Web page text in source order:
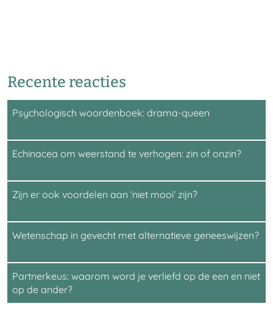
Recente reacties
Psychologisch woordenboek: drama-queen
Echinacea om weerstand te verhogen: zin of onzin?
Zijn er ook voordelen aan ‘niet mooi’ zijn?
Wetenschap in gevecht met alternatieve geneeswijzen?
Partnerkeus: waarom word je verliefd op de een en niet
op de ander?